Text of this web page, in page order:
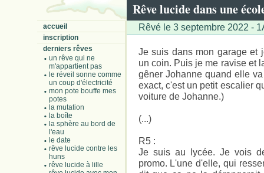
Rêve lucide dans une
accueil
inscription
derniers rêves
un rêve qui ne
m'appartient pas
le réveil sonne comme
un coup d'électricité
mon pote bouffe mes
potes
la mutation
la boîte
la sphère au bord de
l'eau
le date
rêve lucide contre les
huns
rêve lucide à lille
Rêvé le 3 septembre 2022 -
Je suis dans mon garage et
un coin. Puis je me ravise et
gêner Johanne quand elle
exact, c'est un petit escalier
voiture de Johanne.)
(...)
R5 :
Je suis au lycée. Je vois
promo. L'une d'elle, qui